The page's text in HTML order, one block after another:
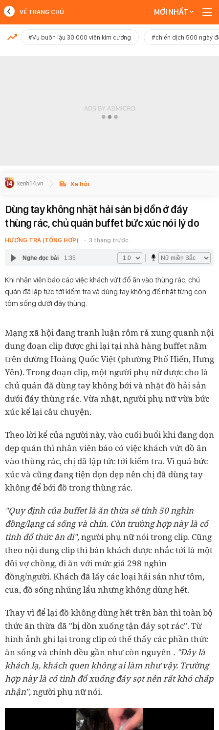
MỚI NHẤT
VỀ TRANG CHỦ MỚI NHẤT
#Vụ buôn lậu 30.000 viên kim cương #chiến dịch 500 ngày
Xã hội
Dùng tay không nhặt hải sản bị dồn ở đáy
thùng rác, chủ quán buffet bức xúc nói lý do
HƯƠNG TRÀ (TỔNG HỢP) 3 tháng trước
Nghe đọc bài 1:35
Khi nhân viên báo cáo việc khách vứt đồ ăn vào thùng rác, chủ
quán đã lập tức tới kiểm tra và dùng tay không để nhặt từng con
tôm sống dưới đáy thùng.
Mạng xã hội đang tranh luận rôm rả xung quanh nội
dung đoạn clip được ghi lại tại nhà hàng buffet nằm
trên đường Hoàng Quốc Việt (phường Phố Hiến, Hưng
Yên). Trong đoạn clip, một người phụ nữ được cho là
chủ quán đã dùng tay không bới và nhặt đồ hải sản
dưới đáy thùng rác. Vừa nhặt, người phụ nữ vừa bức
xúc kể lại câu chuyện.
Theo lời kể của người này, vào cuối buổi khi đang dọn
dẹp quán thì nhân viên báo có việc khách vứt đồ ăn
vào thùng rác, chị đã lập tức tới kiểm tra. Vì quá bức
xúc và cũng đang tiện dọn dẹp nên chị đã dùng tay
không để bới đồ trong thùng rác.
"Quy định của buffet là ăn thừa sẽ tính 50 nghìn
đồng/lạng cả sống và chín. Còn trường hợp này là cố
tình đổ thức ăn đi",người phụ nữ nói trong clip. Cũng
theo nội dung clip thì bàn khách được nhắc tới là một
đôi vợ chồng, đi ăn với mức giá 298 nghìn
đồng/người. Khách đã lấy các loại hải sản như tôm,
cua, đồ sống nhúng lẩu nhưng không dùng hết.
Thay vì để lại đồ không dùng hết trên bàn thì toàn bộ
thức ăn thừa đã "bị dồn xuống tận đáy sọt rác". Từ
hình ảnh ghi lại trong clip có thể thấy các phần thức
ăn sống và chính đều gần như còn nguyên . "Đây là
khách lạ, khách quen không ai làm như vậy. Trường
hợp này là cố tình đổ xuống đáy sọt nên rất khó chấp
nhận",người phụ nữ nói.